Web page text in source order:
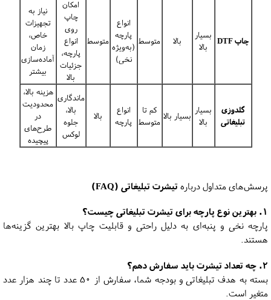
چاپ DTF
بسیار
بالا
بالا متوسط
انواع
پارچه
(به‌ویژه
نخی)
متوسط
امکان
چاپ
روی
انواع
پارچه،
جزئیات
بالا
نیاز به
تجهیزات
خاص،
زمان
آماده‌سازی
بیشتر
گلدوزی
تبلیغاتی
بسیار
بالا
بسیار بالا کم تا
متوسط
انواع
پارچه
بالا
ماندگاری
بالا،
جلوه
لوکس
هزینه بالا،
محدودیت
در
طرح‌های
پیچیده
پرسش‌های متداول درباره تیشرت تبلیغاتی (FAQ)
۱. بهترین نوع پارچه برای تیشرت تبلیغاتی چیست؟
پارچه نخی و پنبه‌ای به دلیل راحتی و قابلیت چاپ بالا بهترین گزینه‌ها
هستند.
۲. چه تعداد تیشرت باید سفارش دهم؟
بسته به هدف تبلیغاتی و بودجه شما، سفارش از ۵۰ عدد تا چند هزار عدد
متغیر است.